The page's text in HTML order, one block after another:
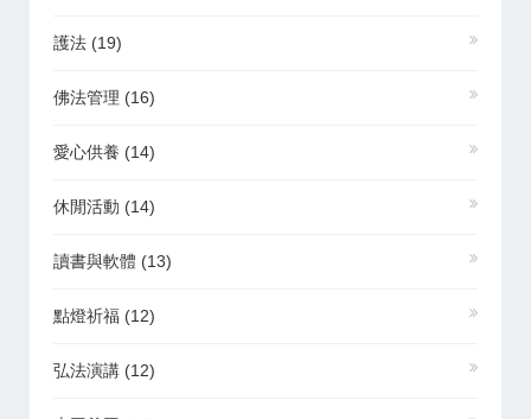
護法 (19)
佛法管理 (16)
愛心供養 (14)
休閒活動 (14)
讀書與軟體 (13)
點燈祈福 (12)
弘法演講 (12)